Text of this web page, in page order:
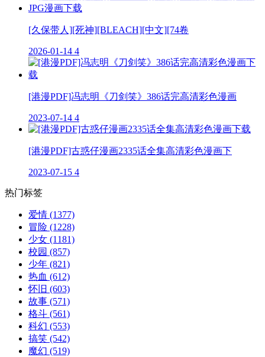
[久保带人][死神][BLEACH][中文][74卷
2026-01-14 4
[港漫PDF]冯志明《刀剑笑》386话完高清彩色漫画
2023-07-14 4
[港漫PDF]古惑仔漫画2335话全集高清彩色漫画下
2023-07-15 4
热门标签
爱情 (1377)
冒险 (1228)
少女 (1181)
校园 (857)
少年 (821)
热血 (612)
怀旧 (603)
故事 (571)
格斗 (561)
科幻 (553)
搞笑 (542)
魔幻 (519)